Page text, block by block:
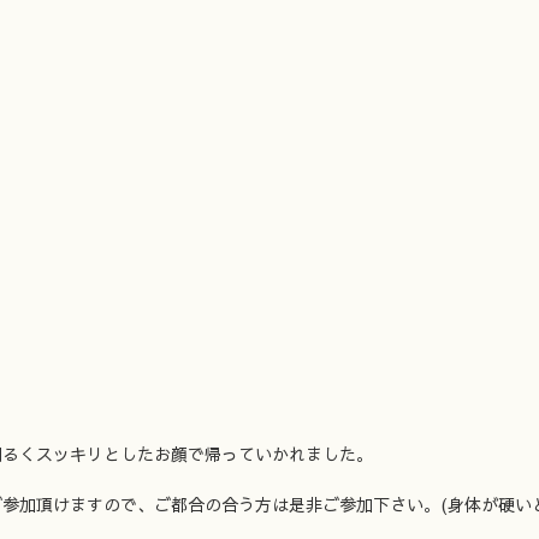
くスッキリとしたお顔で帰っていかれました。
加頂けますので、ご都合の合う方は是非ご参加下さい。(身体が硬い